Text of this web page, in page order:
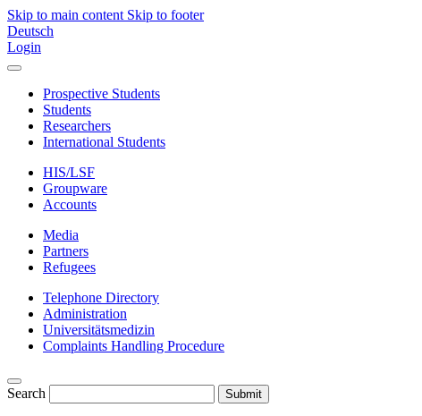
Skip to main content Skip to footer
Deutsch
Login
Prospective Students
Students
Researchers
International Students
HIS/LSF
Groupware
Accounts
Media
Partners
Refugees
Telephone Directory
Administration
Universitätsmedizin
Complaints Handling Procedure
Search Submit